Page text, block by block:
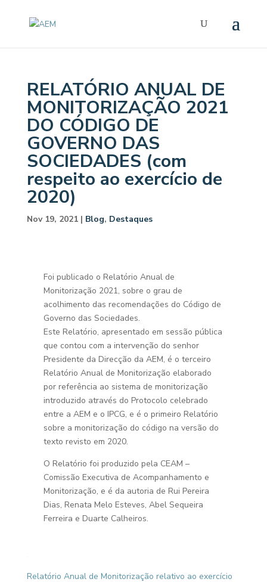
RELATÓRIO ANUAL DE
MONITORIZAÇÃO 2021
DO CÓDIGO DE
GOVERNO DAS
SOCIEDADES (com
respeito ao exercício de
2020)
Nov 19, 2021| Blog, Destaques
Foi publicado o Relatório Anual de
Monitorização 2021, sobre o grau de
acolhimento das recomendações do Código de
Governo das Sociedades.
Este Relatório, apresentado em sessão pública
que contou com a intervenção do senhor
Presidente da Direcção da AEM, é o terceiro
Relatório Anual de Monitorização elaborado
por referência ao sistema de monitorização
introduzido através do Protocolo celebrado
entre a AEM e o IPCG, e é o primeiro Relatório
sobre a monitorização do código na versão do
texto revisto em 2020.
O Relatório foi produzido pela CEAM –
Comissão Executiva de Acompanhamento e
Monitorização, e é da autoria de Rui Pereira
Dias, Renata Melo Esteves, Abel Sequeira
Ferreira e Duarte Calheiros.
Relatório Anual de Monitorização relativo ao exercício